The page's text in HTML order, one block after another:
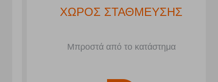
ΧΩΡΟΣ ΣΤΑΘΜΕΥΣΗΣ
Μπροστά από το κατάστημα